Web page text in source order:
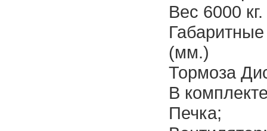
Вес 6000 кг.
(мм.)
Тормоза
В
Печка;